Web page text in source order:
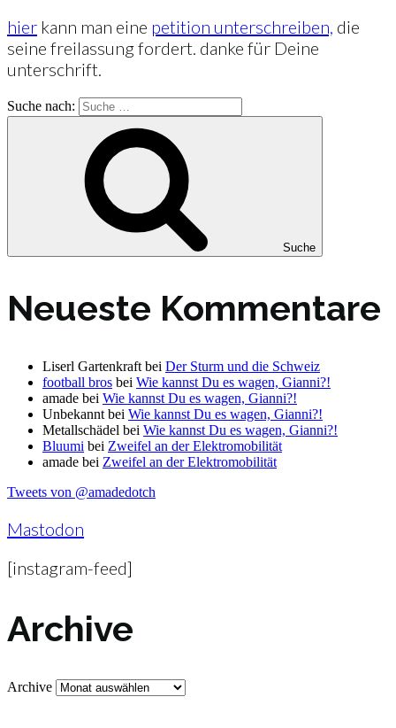
hier kann man eine petition unterschreiben, die
seine freilassung fordert. danke für Deine
unterschrift.
Suche nach:
Suche
Neueste Kommentare
Liserl Gartenkraft bei Der Sturm und die Schweiz
football bros bei Wie kannst Du es wagen, Gianni?!
amade bei Wie kannst Du es wagen, Gianni?!
Unbekannt bei Wie kannst Du es wagen, Gianni?!
Metallschädel bei Wie kannst Du es wagen, Gianni?!
Bluumi bei Zweifel an der Elektromobilität
amade bei Zweifel an der Elektromobilität
Tweets von @amadedotch
Mastodon
[instagram-feed]
Archive
Archive